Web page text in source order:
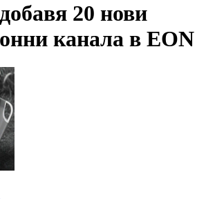
20 нови
канала в EON